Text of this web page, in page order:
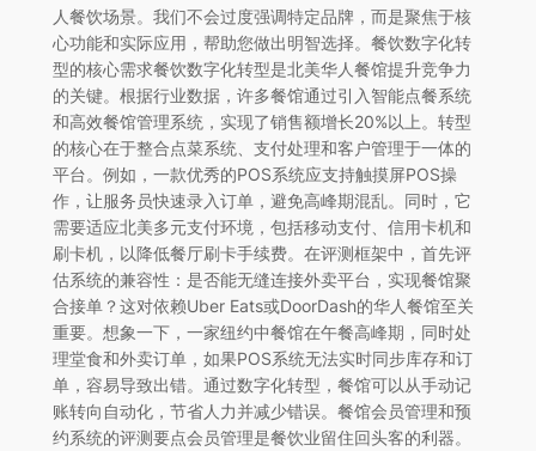
人餐饮场景。我们不会过度强调特定品牌，而是聚焦于核
心功能和实际应用，帮助您做出明智选择。餐饮数字化转
型的核心需求餐饮数字化转型是北美华人餐馆提升竞争力
的关键。根据行业数据，许多餐馆通过引入智能点餐系统
和高效餐馆管理系统，实现了销售额增长20%以上。转型
的核心在于整合点菜系统、支付处理和客户管理于一体的
平台。例如，一款优秀的POS系统应支持触摸屏POS操
作，让服务员快速录入订单，避免高峰期混乱。同时，它
需要适应北美多元支付环境，包括移动支付、信用卡机和
刷卡机，以降低餐厅刷卡手续费。在评测框架中，首先评
估系统的兼容性：是否能无缝连接外卖平台，实现餐馆聚
合接单？这对依赖Uber Eats或DoorDash的华人餐馆至关
重要。想象一下，一家纽约中餐馆在午餐高峰期，同时处
理堂食和外卖订单，如果POS系统无法实时同步库存和订
单，容易导致出错。通过数字化转型，餐馆可以从手动记
账转向自动化，节省人力并减少错误。餐馆会员管理和预
约系统的评测要点会员管理是餐饮业留住回头客的利器。